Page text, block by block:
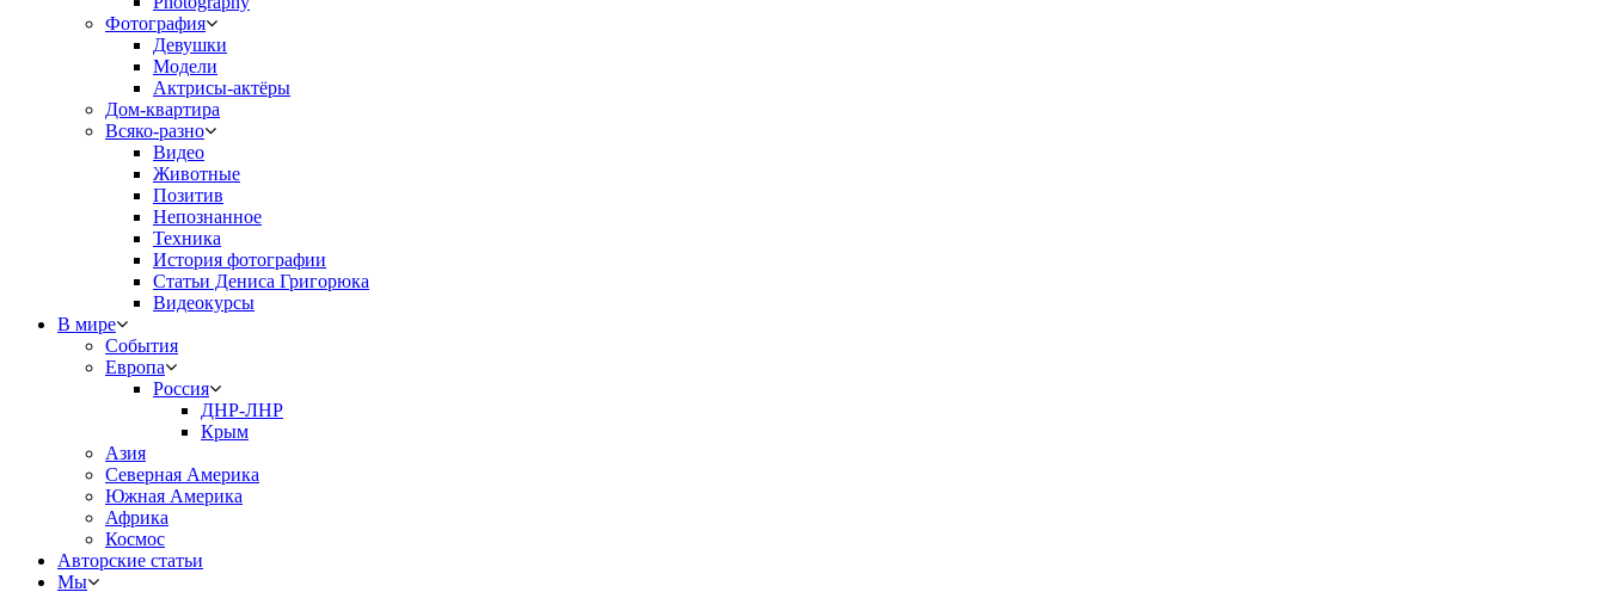
Фотография
Девушки
Модели
Актрисы-актёры
Дом-квартира
Всяко-разно
Видео
Животные
Позитив
Непознанное
Техника
История фотографии
Статьи Дениса Григорюка
Видеокурсы
В мире
События
Европа
Россия
ДНР-ЛНР
Крым
Азия
Северная Америка
Южная Америка
Африка
Космос
Авторские статьи
Мы